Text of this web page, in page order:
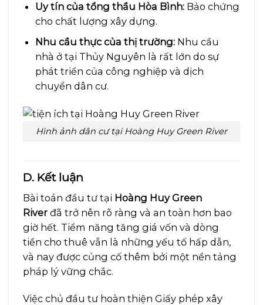
Uy tín của tổng thầu Hòa Bình: Bảo chứng
cho chất lượng xây dựng.
Nhu cầu thực của thị trường: Nhu cầu
nhà ở tại Thủy Nguyên là rất lớn do sự
phát triển của công nghiệp và dịch
chuyển dân cư.
Hình ảnh dân cư tại Hoàng Huy Green River
D. Kết luận
Bài toán đầu tư tại Hoàng Huy Green
River đã trở nên rõ ràng và an toàn hơn bao
giờ hết. Tiềm năng tăng giá vốn và dòng
tiền cho thuê vẫn là những yếu tố hấp dẫn,
và nay được củng cố thêm bởi một nền tảng
pháp lý vững chắc.
Việc chủ đầu tư hoàn thiện Giấy phép xây